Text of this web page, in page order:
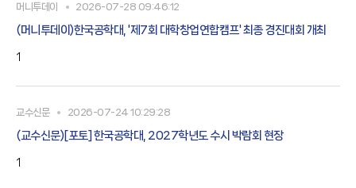
머니투데이 2026-07-28 09:46:12
(머니투데이)한국공학대, '제7회 대학창업연합캠프' 최종 경진대회 개최
1
교수신문 2026-07-24 10:29:28
(교수신문)[포토] 한국공학대, 2027학년도 수시 박람회 현장
1